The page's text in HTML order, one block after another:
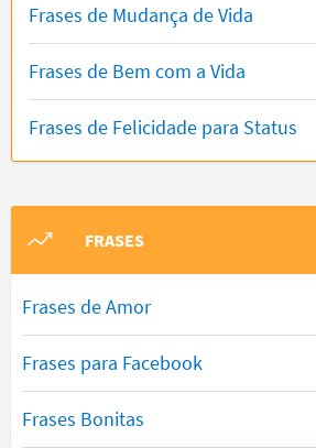
Frases de Mudança de Vida
Frases de Bem com a Vida
Frases de Felicidade para Status
FRASES
Frases de Amor
Frases para Facebook
Frases Bonitas